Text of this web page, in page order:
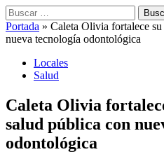
Buscar:
Portada » Caleta Olivia fortalece
nueva tecnología odontológica
Locales
Salud
Caleta Olivia
salud pública con
odontológica